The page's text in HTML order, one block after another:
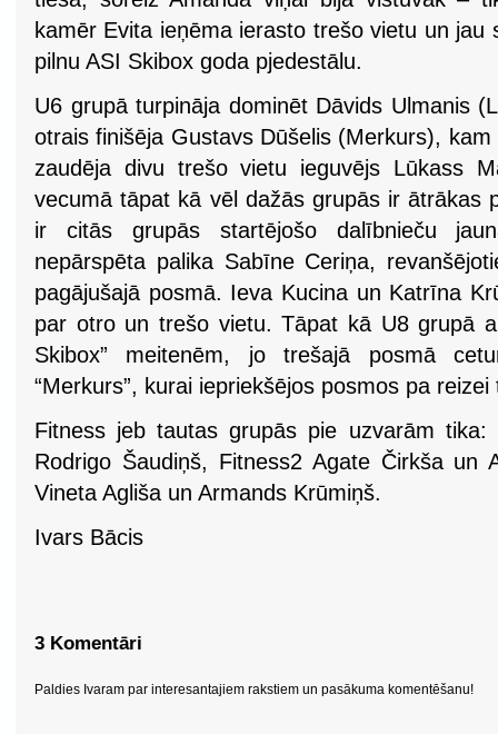
kamēr Evita ieņēma ierasto trešo vietu un jau
pilnu ASI Skibox goda pjedestālu.
U6 grupā turpināja dominēt Dāvids Ulmanis
otrais finišēja Gustavs Dūšelis (Merkurs),
zaudēja divu trešo vietu ieguvējs Lūkass
vecumā tāpat kā vēl dažās grupās ir ātrākas
ir citās grupās startējošo dalībnieču
nepārspēta palika Sabīne Ceriņa,
pagājušajā posmā. Ieva Kucina un Katrīna
par otro un trešo vietu. Tāpat kā U8 grupā
Skibox” meitenēm, jo trešajā posmā
“Merkurs”, kurai iepriekšējos posmos pa
Fitness jeb tautas grupās pie uzvarām tika:
Rodrigo Šaudiņš, Fitness2 Agate Čirkša un
Vineta Agliša un Armands Krūmiņš.
Ivars Bācis
3 Komentāri
Paldies Ivaram par interesantajiem rakstiem un pasākuma komentēšanu!